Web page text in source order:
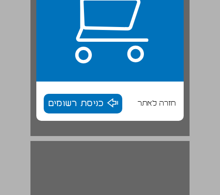
חזרה לאתר כניסת רשומים